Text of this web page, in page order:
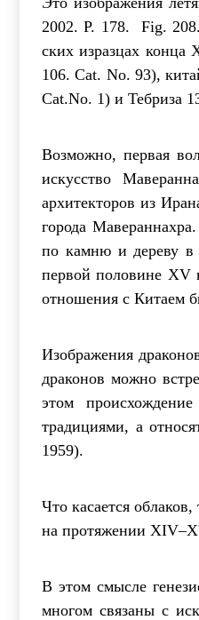
2002. P. 178. Fig.
ских изразцах
106. Сat. No. 93),
Сat.No. 1) и Тебриза
Возможно, первая
искусство
архитекторов из
города
по камню и дереву в
первой половине ХV
отношения с Китаем
Изображения
драконов можно
этом
традициями, а
1959).
Что касается
на протяжении
В этом смысле
многом связаны с